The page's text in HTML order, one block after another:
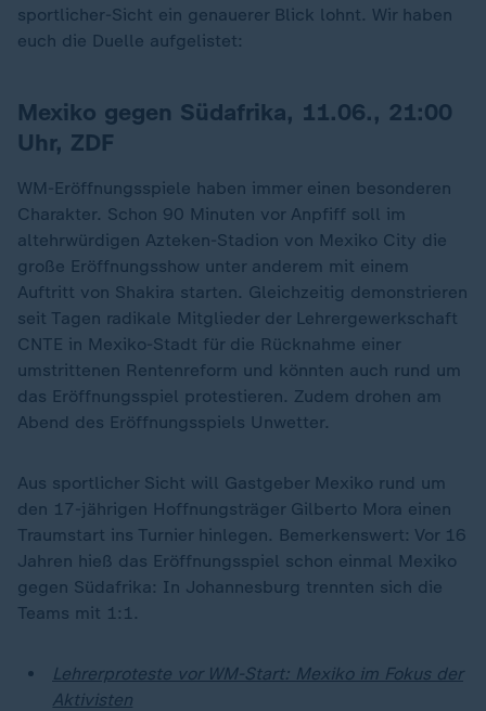
sportlicher-Sicht ein genauerer Blick lohnt. Wir haben
euch die Duelle aufgelistet:
Mexiko gegen Südafrika, 11.06., 21:00
Uhr, ZDF
WM-Eröffnungsspiele haben immer einen besonderen
Charakter. Schon 90 Minuten vor Anpfiff soll im
altehrwürdigen Azteken-Stadion von Mexiko City die
große Eröffnungsshow unter anderem mit einem
Auftritt von Shakira starten. Gleichzeitig demonstrieren
seit Tagen radikale Mitglieder der Lehrergewerkschaft
CNTE in Mexiko-Stadt für die Rücknahme einer
umstrittenen Rentenreform und könnten auch rund um
das Eröffnungsspiel protestieren. Zudem drohen am
Abend des Eröffnungsspiels Unwetter.
Aus sportlicher Sicht will Gastgeber Mexiko rund um
den 17-jährigen Hoffnungsträger Gilberto Mora einen
Traumstart ins Turnier hinlegen. Bemerkenswert: Vor 16
Jahren hieß das Eröffnungsspiel schon einmal Mexiko
gegen Südafrika: In Johannesburg trennten sich die
Teams mit 1:1.
Lehrerproteste vor WM-Start: Mexiko im Fokus der
Aktivisten